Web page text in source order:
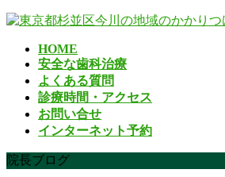
コ
ッ
プ
ナ
移
動
HOME
安全な歯科治療
よくある質問
診療時間・アクセス
お問い合せ
インターネット予約
院長ブログ